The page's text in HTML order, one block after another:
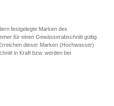
festgelegte Marken des
für einen Gewässerabschnitt gültig.
dieser Marken (Hochwasser)
in Kraft bzw. werden bei